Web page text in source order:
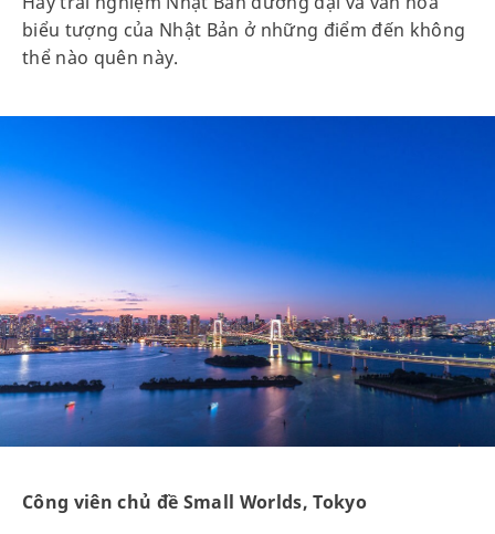
biểu tượng của Nhật Bản ở những điểm đến không
thể nào quên này.
Công viên chủ đề Small Worlds, Tokyo